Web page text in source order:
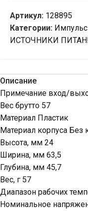
Артикул: 128895
Категории:
ИСТОЧНИКИ
Описание
Примечание вход/
Вес брутто 57
Материал Пластик
Материал корпуса Без
Высота, мм 24
Ширина, мм 63,5
Глубина, мм 45,7
Вес, г 57
Диапазон рабочих
Номинальное